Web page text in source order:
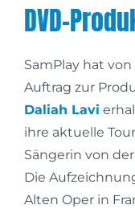
DVD-
SamPlay hat
Auftrag zur
Daliah Lavi
ihre aktuelle
Sängerin von
Die
Alten Oper in